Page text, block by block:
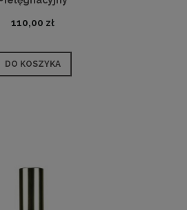
110,00 zł
DO KOSZYKA